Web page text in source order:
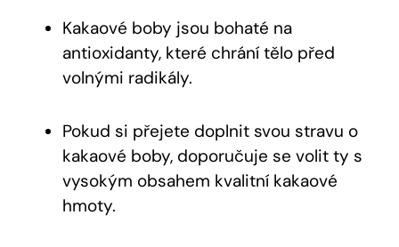
Kakaové boby jsou bohaté na
antioxidanty,​ které chrání tělo před ​
volnými radikály.
Pokud si přejete doplnit svou stravu o
kakaové boby, doporučuje se volit ty⁤ s
vysokým obsahem kvalitní kakaové
hmoty.